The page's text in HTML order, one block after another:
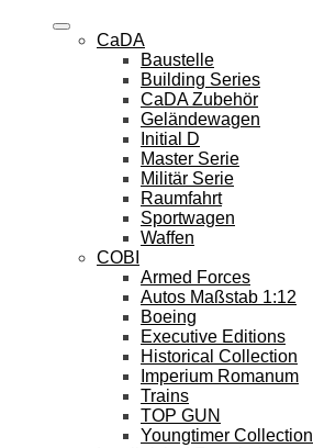
CaDA
Baustelle
Building Series
CaDA Zubehör
Geländewagen
Initial D
Master Serie
Militär Serie
Raumfahrt
Sportwagen
Waffen
COBI
Armed Forces
Autos Maßstab 1:12
Boeing
Executive Editions
Historical Collection
Imperium Romanum
Trains
TOP GUN
Youngtimer Collection